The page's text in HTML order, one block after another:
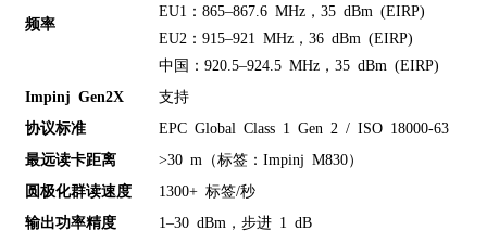
频率
EU1：865–867.6 MHz，35 dBm (EIRP)
EU2：915–921 MHz，36 dBm (EIRP)
中国：920.5–924.5 MHz，35 dBm (EIRP)
Impinj Gen2X 支持
协议标准 EPC Global Class 1 Gen 2 / ISO 18000-63
最远读卡距离 >30 m（标签：Impinj M830）
圆极化群读速度 1300+ 标签/秒
输出功率精度 1–30 dBm，步进 1 dB